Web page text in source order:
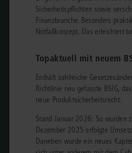
Finden Sie Lösungen und Inhalte,
Arbeitsrecht
Außenwirtschaftsrecht
Bankrecht
Compliance
Datenschutzrecht
Erbrecht
JURIS BUSINESS
Risiken
für Unternehmen,
und Steuerberater.
Vereine und Verbände
Unternehmen
Referendariat
Studium und Hochschule
WEITERE SERVICES
FAQ
Downloads
Veranstaltungen
Sicherheitspflichten sowie
Finanzbranche. Besonders
Notfallkonzept. Das erleichtert
Topaktuell mit neuem
Enthält zahlreiche
Richtlinie neu gefasste BSIG,
neue Produktsicherheitsrecht.
Stand Januar 2026: So wurden
Dezember 2025 erfolgte
Daneben wurde ein neues